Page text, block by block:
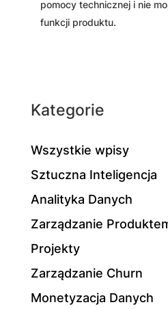
pomocy technicznej i nie
funkcji produktu.
Kategorie
Wszystkie wpisy
Sztuczna Inteligencja
Analityka Danych
Zarządzanie
Projekty
Zarządzanie Churn
Monetyzacja Danych